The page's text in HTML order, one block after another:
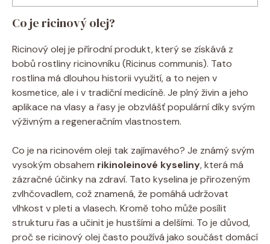
Co je ricinový olej?
Ricinový olej je přírodní produkt, který se získává z
bobů rostliny ricinovníku (Ricinus communis). Tato
rostlina má dlouhou historii využití, a to nejen v
kosmetice, ale i v tradiční medicíně. Je plný živin a jeho
aplikace na vlasy a řasy je obzvlášť populární díky svým
výživným a regeneračním vlastnostem.
Co je na ricinovém oleji tak zajímavého? Je známý svým
vysokým obsahem rikinoleinové kyseliny, která má
zázračné účinky na zdraví. Tato kyselina je přirozeným
zvlhčovadlem, což znamená, že pomáhá udržovat
vlhkost v pleti a vlasech. Kromě toho může posílit
strukturu řas a učinit je hustšími a delšími. To je důvod,
proč se ricinový olej často používá jako součást domácí